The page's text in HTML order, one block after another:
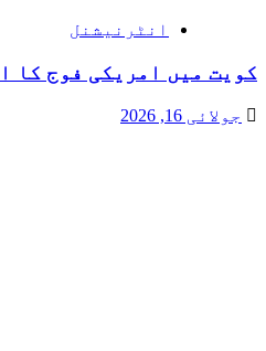
انٹرنیشنل
کویت میں امریکی فوج کا
جولائی 16, 2026